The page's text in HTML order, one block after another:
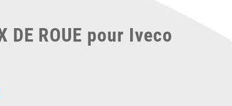
DE ROUE pour Iveco